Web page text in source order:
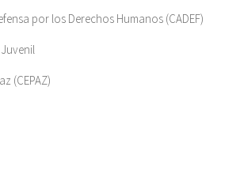
por los Derechos Humanos (CADEF)
(CEPAZ)